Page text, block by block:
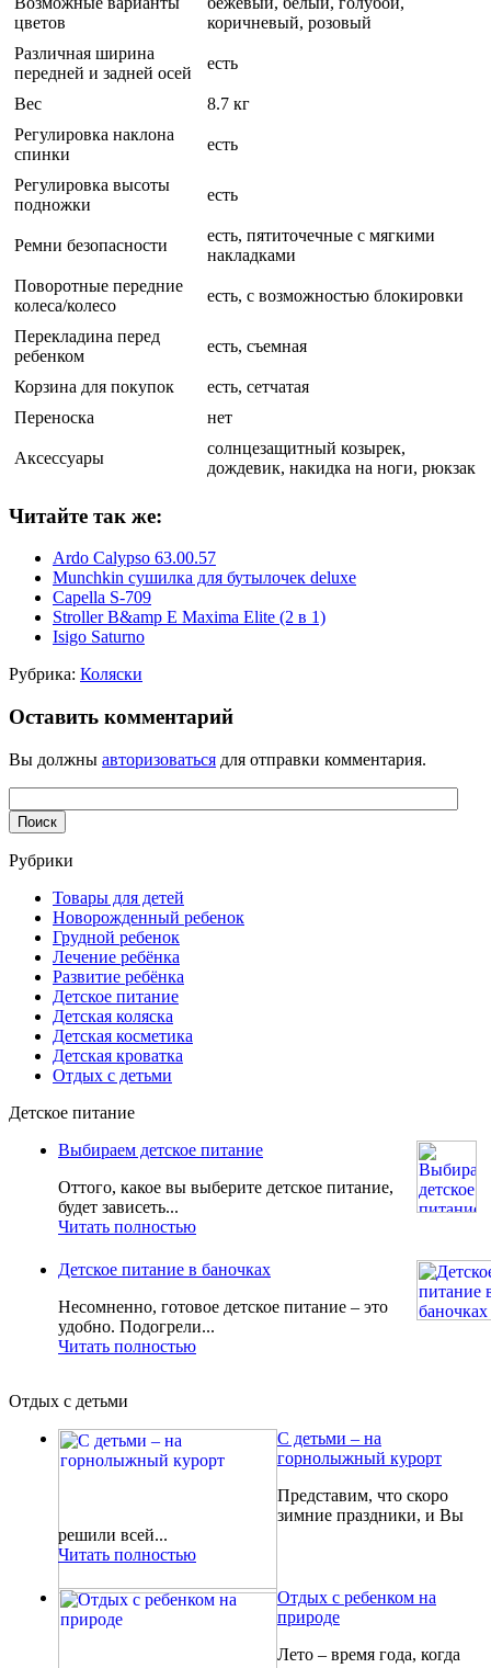
цветов
коричневый, розовый
Различная ширина
передней и задней осей
есть
Вес
8.7 кг
Регулировка наклона
спинки
есть
Регулировка высоты
подножки
есть
Ремни безопасности
есть, пятиточечные с мягкими
накладками
Поворотные передние
колеса/колесо
есть, с возможностью блокировки
Перекладина перед
ребенком
есть, съемная
Корзина для покупок
есть, сетчатая
Переноска
нет
Аксессуары
солнцезащитный козырек,
дождевик, накидка на ноги, рюкзак
Читайте так же:
Ardo Calypso 63.00.57
Munchkin сушилка для бутылочек deluxe
Capella S-709
Stroller B&amp E Maxima Elite (2 в 1)
Isigo Saturno
Рубрика: Коляски
Оставить комментарий
Вы должны авторизоваться для отправки комментария.
Рубрики
Товары для детей
Новорожденный ребенок
Грудной ребенок
Лечение ребёнка
Развитие ребёнка
Детское питание
Детская коляска
Детская косметика
Детская кроватка
Отдых с детьми
Детское питание
Выбираем детское питание
Оттого, какое вы выберите детское питание,
будет зависеть...
Читать полностью
Детское питание в баночках
Несомненно, готовое детское питание – это
удобно. Подогрели...
Читать полностью
Отдых с детьми
С детьми – на
горнолыжный курорт
Представим, что скоро
зимние праздники, и Вы
решили всей...
Читать полностью
Отдых с ребенком на
природе
Лето – время года, когда